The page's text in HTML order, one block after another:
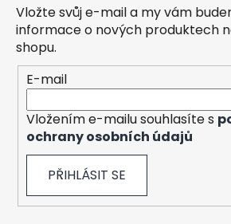
c
í
r
v
y
v
s
Vložte svůj e-mail a my vám
informace o nových produktech
shopu.
E-mail
Vložením e-mailu souhlasíte s
ochrany osobních údajů
PŘIHLÁSIT SE